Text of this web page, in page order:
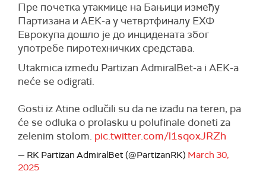
Пре почетка утакмице на Бањици између
Партизана и АЕК-а у четвртфиналу ЕХФ
Еврокупа дошло је до инцидената због
употребе пиротехничких средстава.
Utakmica između Partizan AdmiralBet-a i AEK-a
neće se odigrati.
Gosti iz Atine odlučili su da ne izađu na teren, pa
će se odluka o prolasku u polufinale doneti za
zelenim stolom. pic.twitter.com/l1sqoxJRZh
— RK Partizan AdmiralBet (@PartizanRK) March 30,
2025